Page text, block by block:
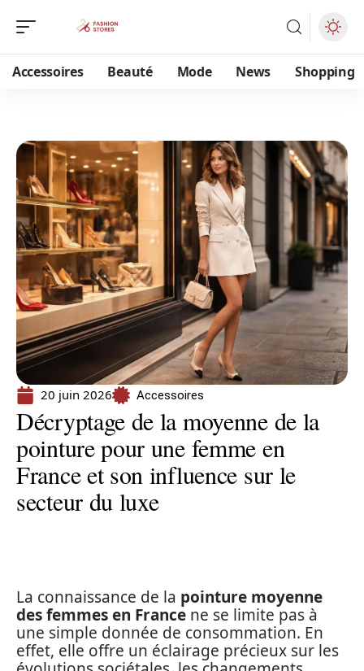
Accessoires Beauté Mode News Shopping
20 juin 2026 Accessoires
Décryptage de la moyenne de la
pointure pour une femme en
France et son influence sur le
secteur du luxe
La connaissance de la pointure moyenne
des femmes en France ne se limite pas à
une simple donnée de consommation. En
effet, elle offre un éclairage précieux sur les